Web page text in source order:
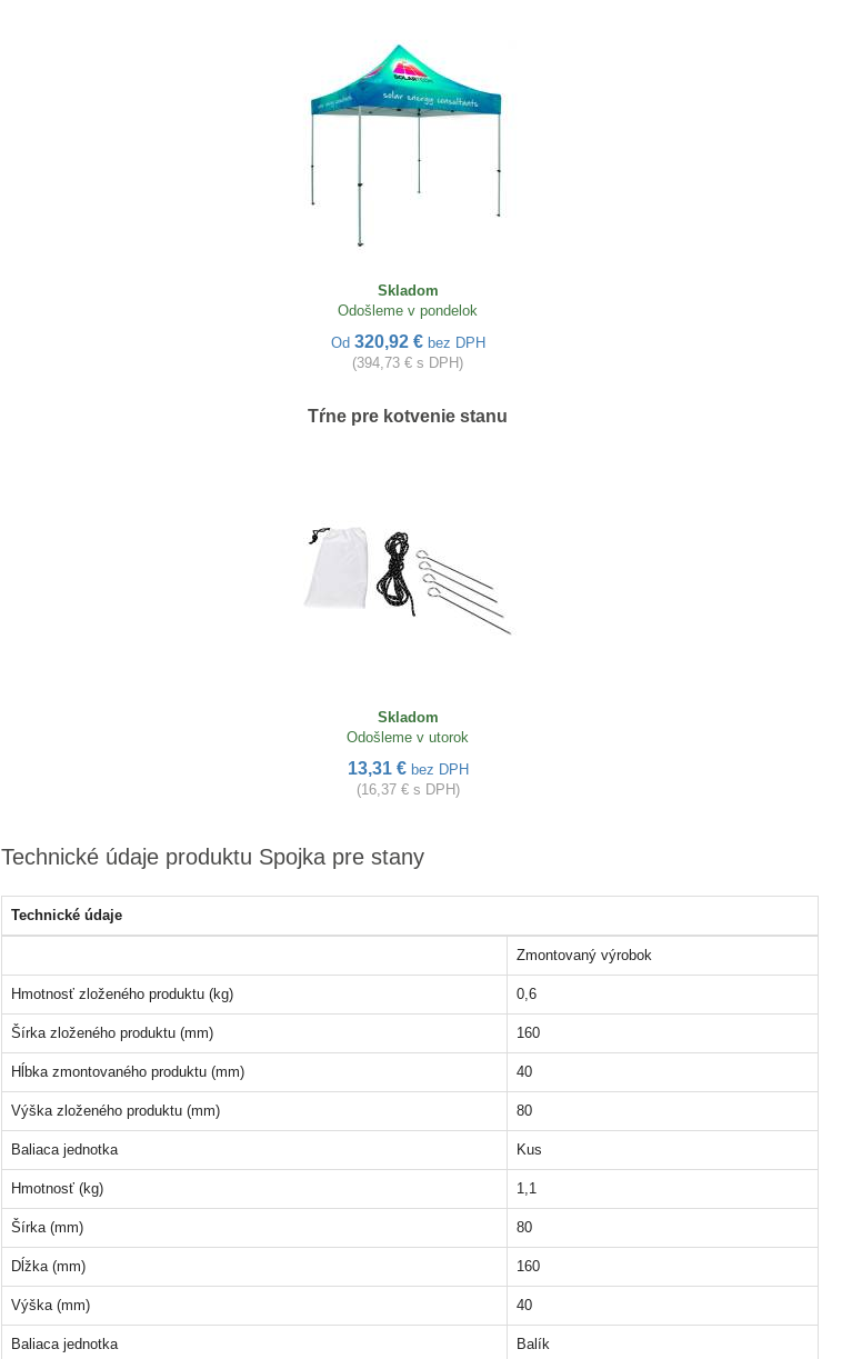
Skladom
Odošleme v pondelok
Od 320,92 € bez DPH
(394,73 € s DPH)
Tŕne pre kotvenie stanu
Skladom
Odošleme v utorok
13,31 € bez DPH
(16,37 € s DPH)
Technické údaje produktu Spojka pre stany
Technické údaje
Zmontovaný výrobok
Hmotnosť zloženého produktu (kg) 0,6
Šírka zloženého produktu (mm) 160
Hĺbka zmontovaného produktu (mm) 40
Výška zloženého produktu (mm) 80
Baliaca jednotka Kus
Hmotnosť (kg) 1,1
Šírka (mm) 80
Dĺžka (mm) 160
Výška (mm) 40
Baliaca jednotka Balík